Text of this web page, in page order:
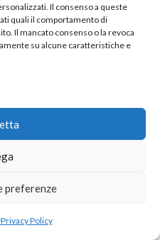
Il consenso a queste
quali il comportamento di
Il mancato consenso o la revoca
su alcune caratteristiche e
preferenze
Privacy Policy